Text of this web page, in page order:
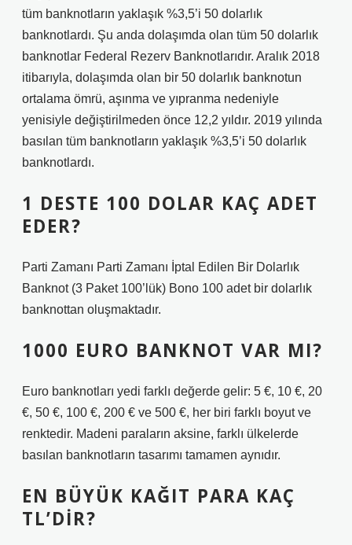
tüm banknotların yaklaşık %3,5’i 50 dolarlık
banknotlardı. Şu anda dolaşımda olan tüm 50 dolarlık
banknotlar Federal Rezerv Banknotlarıdır. Aralık 2018
itibarıyla, dolaşımda olan bir 50 dolarlık banknotun
ortalama ömrü, aşınma ve yıpranma nedeniyle
yenisiyle değiştirilmeden önce 12,2 yıldır. 2019 yılında
basılan tüm banknotların yaklaşık %3,5’i 50 dolarlık
banknotlardı.
1 DESTE 100 DOLAR KAÇ ADET
EDER?
Parti Zamanı Parti Zamanı İptal Edilen Bir Dolarlık
Banknot (3 Paket 100’lük) Bono 100 adet bir dolarlık
banknottan oluşmaktadır.
1000 EURO BANKNOT VAR MI?
Euro banknotları yedi farklı değerde gelir: 5 €, 10 €, 20
€, 50 €, 100 €, 200 € ve 500 €, her biri farklı boyut ve
renktedir. Madeni paraların aksine, farklı ülkelerde
basılan banknotların tasarımı tamamen aynıdır.
EN BÜYÜK KAĞIT PARA KAÇ
TL’DIR?